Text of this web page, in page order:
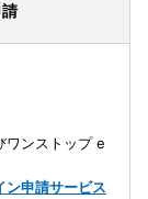
ワンストップ e
ン申請サービス